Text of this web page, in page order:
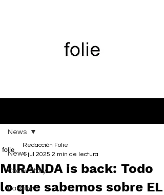
News
Cover Story
Fashion
News
MIRANDA is back: Todo
lo que sabemos sobre EL
Redacción Folie
4 jul 2025 2 min de lectura